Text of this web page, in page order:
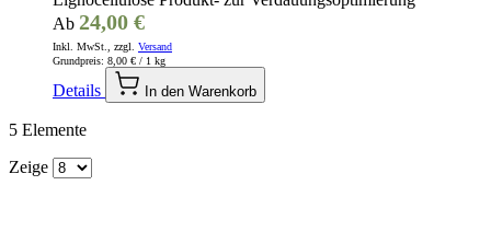
Ab 24,00 €
Inkl. MwSt., zzgl. Versand
Grundpreis: 8,00 € / 1 kg
Details In den Warenkorb
5 Elemente
Zeige